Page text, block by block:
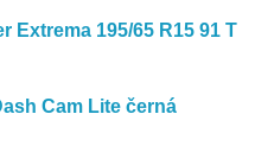
Extrema 195/65 R15 91 T
Cam Lite černá